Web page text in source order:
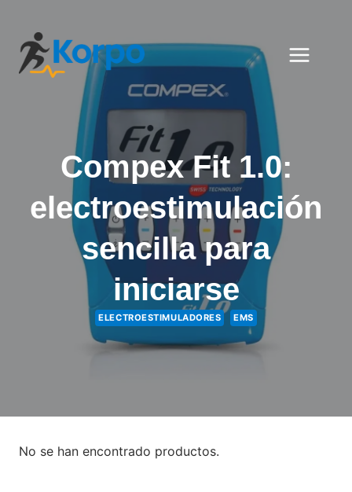
contenido
Compex Fit 1.0:
electroestimulación
sencilla para
iniciarse
ELECTROESTIMULADORES EMS
No se han encontrado productos.